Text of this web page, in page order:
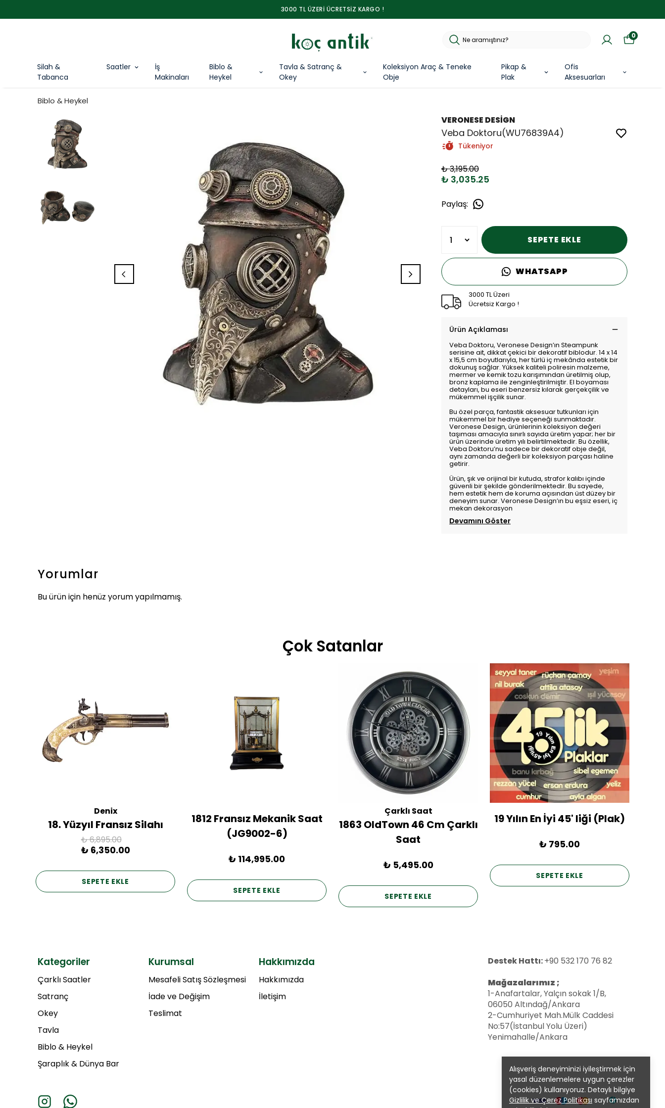
3000 TL ÜZERİ ÜCRETSİZ KARGO !
Silah &
Tabanca
Saatler
İş
Makinaları
Biblo &
Heykel
Tavla & Satranç &
Okey
Koleksiyon Araç & Teneke
Obje
Pikap &
Plak
Ofis
Aksesuarları
0
Alışveriş deneyiminizi iyileştirmek için
yasal düzenlemelere uygun çerezler
(cookies) kullanıyoruz. Detaylı bilgiye
Gizlilik ve Çerez Politikası sayfamızdan
Biblo & Heykel
VERONESE DESİGN
Veba Doktoru(WU76839A4)
Tükeniyor
₺ 3,195.00
₺ 3,035.25
Paylaş:
SEPETE EKLE
WHATSAPP
3000 TL Üzeri
Ücretsiz Kargo !
Ürün Açıklaması
Veba Doktoru, Veronese Design’ın Steampunk
serisine ait, dikkat çekici bir dekoratif biblodur. 14 x 14
x 15,5 cm boyutlarıyla, her türlü iç mekânda estetik bir
dokunuş sağlar. Yüksek kaliteli poliresin malzeme,
mermer ve kemik tozu karışımından üretilmiş olup,
bronz kaplama ile zenginleştirilmiştir. El boyaması
detayları, bu eseri benzersiz kılarak gerçekçilik ve
mükemmel işçilik sunar.
Bu özel parça, fantastik aksesuar tutkunları için
mükemmel bir hediye seçeneği sunmaktadır.
Veronese Design, ürünlerinin koleksiyon değeri
taşıması amacıyla sınırlı sayıda üretim yapar; her bir
ürün üzerinde üretim yılı belirtilmektedir. Bu özellik,
Veba Doktoru’nu sadece bir dekoratif obje değil,
aynı zamanda değerli bir koleksiyon parçası haline
getirir.
Ürün, şık ve orijinal bir kutuda, strafor kalıbı içinde
güvenli bir şekilde gönderilmektedir. Bu sayede,
hem estetik hem de koruma açısından üst düzey bir
deneyim sunar. Veronese Design’ın bu eşsiz eseri, iç
mekan dekorasyon
Devamını Göster
Yorumlar
Bu ürün için henüz yorum yapılmamış.
Çok Satanlar
Denix
18. Yüzyıl Fransız Silahı
₺ 6,895.00
₺ 6,350.00
SEPETE EKLE
1812 Fransız Mekanik Saat
(JG9002-6)
₺ 114,995.00
SEPETE EKLE
Çarklı Saat
1863 OldTown 46 Cm Çarklı
Saat
₺ 5,495.00
SEPETE EKLE
19 Yılın En İyi 45' liği (Plak)
₺ 795.00
SEPETE EKLE
Kategoriler
Çarklı Saatler
Satranç
Okey
Tavla
Biblo & Heykel
Şaraplık & Dünya Bar
Kurumsal
Mesafeli Satış Sözleşmesi
İade ve Değişim
Teslimat
Hakkımızda
Hakkımızda
İletişim
Destek Hattı:+90 532 170 76 82
Mağazalarımız ;
1-Anafartalar, Yalçın sokak 1/B,
06050 Altındağ/Ankara
2-Cumhuriyet Mah.Mülk Caddesi
No:57(İstanbul Yolu Üzeri)
Yenimahalle/Ankara